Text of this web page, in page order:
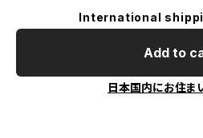
International
Add to
日本国内にお住ま